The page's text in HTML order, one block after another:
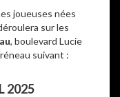
joueuses nées
sur les
, boulevard Lucie
suivant :
2025